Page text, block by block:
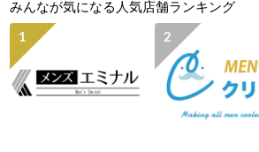
みんなが気になる人気店舗ランキング